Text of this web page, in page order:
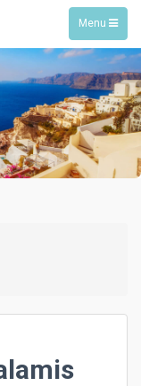
Toggle
navigation
Menu